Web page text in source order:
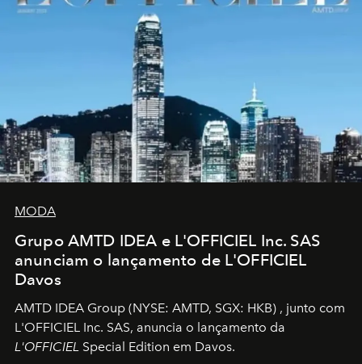
MODA
Grupo AMTD IDEA e L'OFFICIEL Inc. SAS
anunciam o lançamento de L'OFFICIEL
Davos
AMTD IDEA Group (NYSE: AMTD, SGX: HKB) , junto com
L'OFFICIEL Inc. SAS, anuncia o lançamento da
L'OFFICIEL Special Edition em Davos.